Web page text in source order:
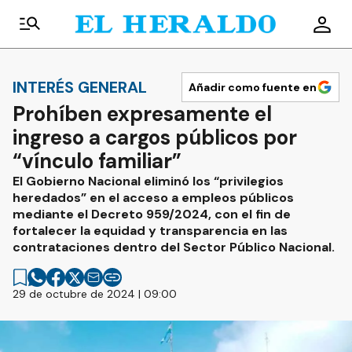
INTERÉS GENERAL Añadir como fuente en
Prohíben expresamente el
ingreso a cargos públicos por
“vínculo familiar”
El Gobierno Nacional eliminó los “privilegios
heredados” en el acceso a empleos públicos
mediante el Decreto 959/2024, con el fin de
fortalecer la equidad y transparencia en las
contrataciones dentro del Sector Público Nacional.
29 de octubre de 2024 | 09:00